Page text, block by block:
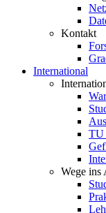
Kontakt
International
TU
Wege ins